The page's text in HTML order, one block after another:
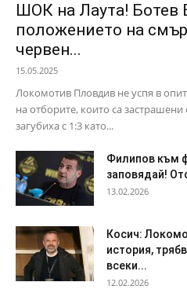
ШОК на Лаута! Ботев
положението на
червен...
15.05.2025
Локомотив Пловдив не успя в
на отборите, които са
загубиха с 1:3 като...
Филипов към
заповядай!
13.02.2026
Косич:
история,
всеки...
12.02.2026